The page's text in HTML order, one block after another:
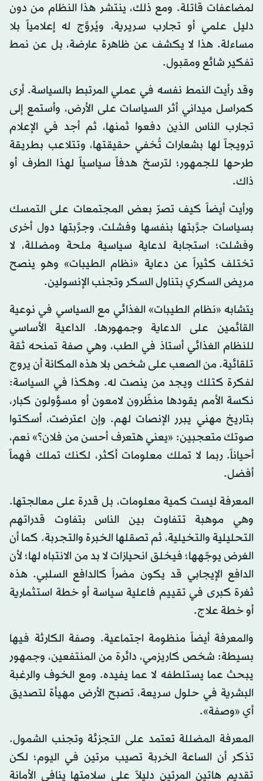
لمضاعفات قاتلة. ومع ذلك، ينتشر هذا النظام من دون
دليل علمي أو تجارب سريرية، ويُروَّج له إعلامياً بلا
مساءلة. هذا لا يكشف عن ظاهرة عارضة، بل عن نمط
تفكير شائع ومقبول.
وقد رأيت النمط نفسه في عملي المرتبط بالسياسة. أرى
كمراسل ميداني أثر السياسات على الأرض، وأستمع إلى
تجارب الناس الذين دفعوا ثمنها، ثم أجد في الإعلام
ترويجاً لها بشعارات تُخفي حقيقتها، وتتلاعب بطريقة
طرحها للجمهور؛ لترسخ هدفاً سياسياً لهذا الطرف أو
ذاك.
ورأيت أيضاً كيف تصرّ بعض المجتمعات على التمسك
بسياسات جرَّبتها بنفسها وفشلت، وجرَّبتها دول أخرى
وفشلت؛ استجابة لدعاية سياسية ملحة ومضللة، لا
تختلف كثيراً عن دعاية «نظام الطيبات» وهو ينصح
مريض السكري بتناول السكر وتجنب الإنسولين.
يتشابه «نظام الطيبات» الغذائي مع السياسي في نوعية
القائمين على الدعاية وجمهورها. الداعية الأساسي
للنظام الغذائي أستاذ في الطب، وهي صفة تمنحه ثقة
تلقائية. من الصعب على شخص بلا هذه المكانة أن يروج
لفكرة كتلك ويجد من ينصت له. وهكذا في السياسة:
نكسة الأمم يقودها منظّرون لامعون أو مسؤولون كبار،
بتاريخ مهني يبرر الإنصات لهم. وإن اعترضت، أسكتوا
صوتك متعجبين: «يعني هتعرف أحسن من فلان؟» نعم،
أحياناً. ربما لا تملك معلومات أكثر، لكنك تملك فهماً
أفضل.
المعرفة ليست كمية معلومات، بل قدرة على معالجتها.
وهي موهبة تتفاوت بين الناس بتفاوت قدراتهم
التحليلية والتخيلية، ثم تصقلها الخبرة والتجربة. كما أن
الغرض يوجّهها؛ فيخلق انحيازات لا بد من الانتباه لها؛ لأن
الدافع الإيجابي قد يكون مضراً كالدافع السلبي. هذه
ثغرة كبرى في تقييم فاعلية سياسة أو خطة استثمارية
أو خطة علاج.
والمعرفة أيضاً منظومة اجتماعية. وصفة الكارثة فيها
بسيطة: شخص كاريزمي، دائرة من المنتفعين، وجمهور
يبحث عما يستلطفه لا عما يفيده. ومع الخوف والرغبة
البشرية في حلول سريعة، تصبح الأرض مهيأة لتصديق
أي «وصفة».
المعرفة المضللة تعتمد على التجزئة وتجنب الشمول.
تذكر أن الساعة الخربة تصيب مرتين في اليوم؛ لكن
تقديم هاتين المرتين دليلاً على سلامتها ينافي الأمانة